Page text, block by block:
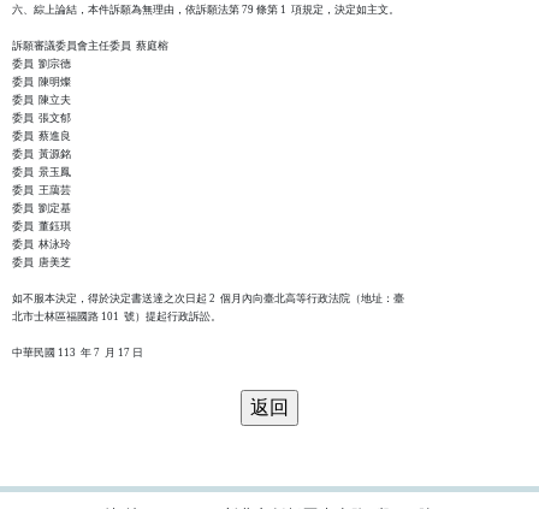
六、綜上論結，本件訴願為無理由，依訴願法第 79 條第 1  項規定，決定如主文。
訴願審議委員會主任委員  蔡庭榕
委員  劉宗德
委員  陳明燦
委員  陳立夫
委員  張文郁
委員  蔡進良
委員  黃源銘
委員  景玉鳳
委員  王藹芸
委員  劉定基
委員  董鈺琪
委員  林泳玲
委員  唐美芝
如不服本決定，得於決定書送達之次日起 2  個月內向臺北高等行政法院（地址：臺
北市士林區福國路 101  號）提起行政訴訟。